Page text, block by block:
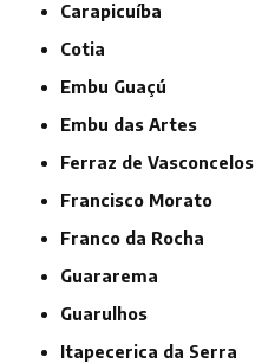
Carapicuíba
Cotia
Embu Guaçú
Embu das Artes
Ferraz de Vasconcelos
Francisco Morato
Franco da Rocha
Guararema
Guarulhos
Itapecerica da Serra